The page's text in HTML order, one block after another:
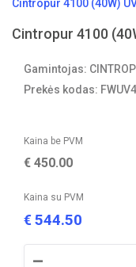
Cintropur 4100 (40W)
Cintropur 4100
Gamintojas:
Prekės kodas:
Kaina be PVM
€ 450.00
Kaina su PVM
€544.50
–